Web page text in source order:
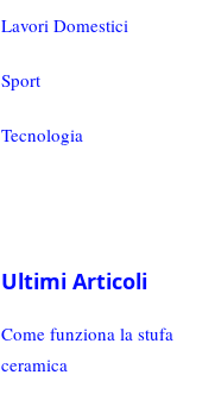
Lavori Domestici
Sport
Tecnologia
Ultimi Articoli
Come funziona la stufa
ceramica